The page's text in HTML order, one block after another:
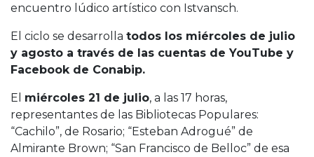
encuentro lúdico artístico con Istvansch.
El ciclo se desarrolla todos los miércoles de julio
y agosto a través de las cuentas de YouTube y
Facebook de Conabip.
El miércoles 21 de julio, a las 17 horas,
representantes de las Bibliotecas Populares:
“Cachilo”, de Rosario; “Esteban Adrogué” de
Almirante Brown; “San Francisco de Belloc” de esa